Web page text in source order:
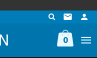
0